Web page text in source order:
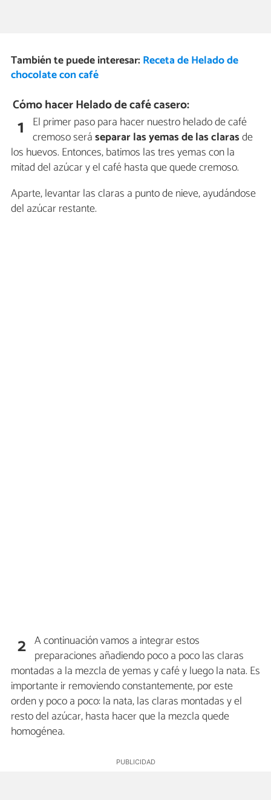
También te puede interesar: Receta de Helado de
chocolate con café
Cómo hacer Helado de café casero:
1 El primer paso para hacer nuestro helado de café
cremoso seráseparar las yemas de las clarasde
los huevos. Entonces, batimos las tres yemas con la
mitad del azúcar y el café hasta que quede cremoso.
Aparte, levantar las claras a punto de nieve, ayudándose
del azúcar restante.
2 A continuación vamos a integrar estos
preparaciones añadiendo poco a poco las claras
montadas a la mezcla de yemas y café y luego la nata. Es
importante ir removiendo constantemente, por este
orden y poco a poco: la nata, las claras montadas y el
resto del azúcar, hasta hacer que la mezcla quede
homogénea.